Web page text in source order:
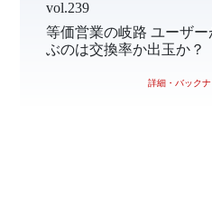
vol.239
等価営業の岐路 ユーザー
ぶのは交換率か出玉か？
詳細・バック